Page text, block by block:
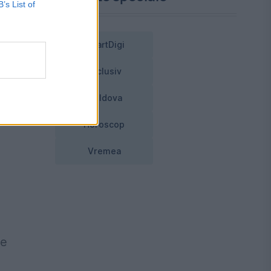
List of
SmartDigi
Exclusiv
Moldova
Horoscop
Vremea